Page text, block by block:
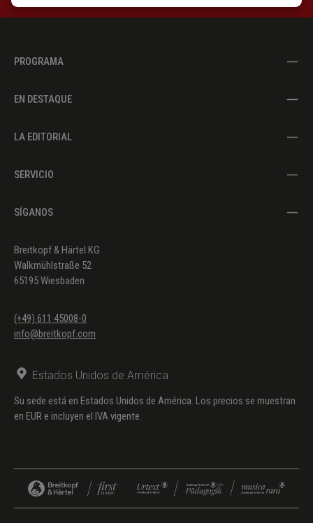
PROGRAMA
EN DESTAQUE
LA EDITORIAL
SERVICIO
SÍGANOS
Breitkopf & Härtel KG
Walkmühlstraße 52
65195 Wiesbaden
(+49) 611 45008-0
info@breitkopf.com
Estados Unidos de América
Su sede está en Estados Unidos de América. Los precios se muestran
en EUR e incluyen el IVA vigente.